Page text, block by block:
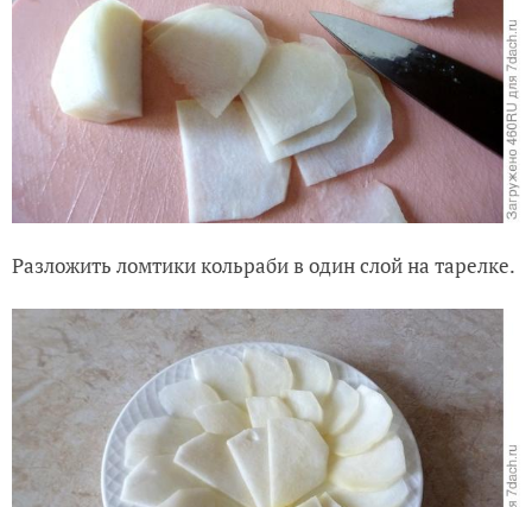
Разложить ломтики кольраби в один слой на тарелке.